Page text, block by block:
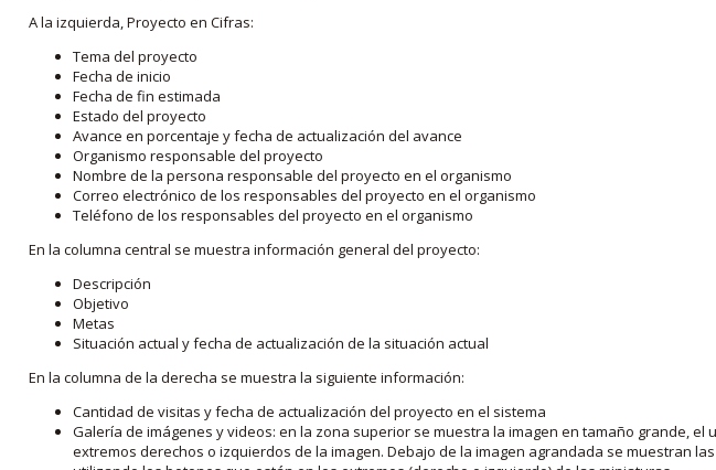
A la izquierda, Proyecto en Cifras:
Tema del proyecto
Fecha de inicio
Fecha de fin estimada
Estado del proyecto
Avance en porcentaje y fecha de actualización del avance
Organismo responsable del proyecto
Nombre de la persona responsable del proyecto en el organismo
Correo electrónico de los responsables del proyecto en el organismo
Teléfono de los responsables del proyecto en el organismo
En la columna central se muestra información general del proyecto:
Descripción
Objetivo
Metas
Situación actual y fecha de actualización de la situación actual
En la columna de la derecha se muestra la siguiente información:
Cantidad de visitas y fecha de actualización del proyecto en el sistema
Galería de imágenes y videos: en la zona superior se muestra la imagen en tamaño grande,
extremos derechos o izquierdos de la imagen. Debajo de la imagen agrandada se muestran